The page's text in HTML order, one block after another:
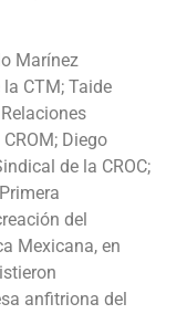
Marínez
CTM; Taide
Diego
de la CROC;
del
Mexicana, en
anfitriona del